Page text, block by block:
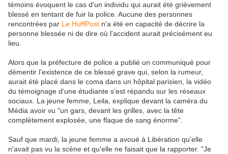
témoins évoquent le cas d'un individu qui aurait été grièvement
blessé en tentant de fuir la police. Aucune des personnes
rencontrées par Le HuffPost n'a été en capacité de décrire la
personne blessée ni de dire où l'accident aurait précisément eu
lieu.
Alors que la préfecture de police a publié un communiqué pour
démentir l'existence de ce blessé grave qui, selon la rumeur,
aurait été placé dans le coma dans un hôpital parisien, la vidéo
du témoignage d'une étudiante s'est répandu sur les réseaux
sociaux. La jeune femme, Leila, explique devant la caméra du
Média avoir vu "un gars, devant les grilles, avec la tête
complètement explosée, une flaque de sang énorme".
Sauf que mardi, la jeune femme a avoué à Libération qu'elle
n'avait pas vu la scène et qu'elle ne faisait que la rapporter. "Je